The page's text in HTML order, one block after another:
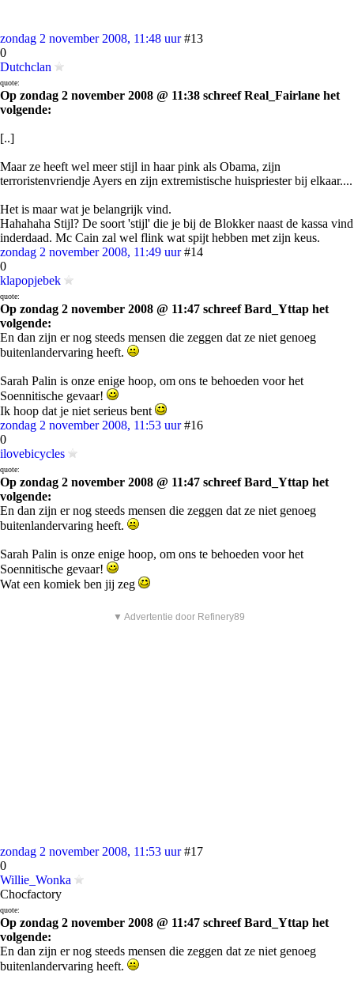
zondag 2 november 2008, 11:48 uur #13
0
Dutchclan
quote:
Op zondag 2 november 2008 @ 11:38 schreef Real_Fairlane het
volgende:
[..]
Maar ze heeft wel meer stijl in haar pink als Obama, zijn
terroristenvriendje Ayers en zijn extremistische huispriester bij elkaar....
Het is maar wat je belangrijk vind.
Hahahaha Stijl? De soort 'stijl' die je bij de Blokker naast de kassa vind
inderdaad. Mc Cain zal wel flink wat spijt hebben met zijn keus.
zondag 2 november 2008, 11:49 uur #14
0
klapopjebek
quote:
Op zondag 2 november 2008 @ 11:47 schreef Bard_Yttap het
volgende:
En dan zijn er nog steeds mensen die zeggen dat ze niet genoeg
buitenlandervaring heeft.
Sarah Palin is onze enige hoop, om ons te behoeden voor het
Soennitische gevaar!
Ik hoop dat je niet serieus bent
zondag 2 november 2008, 11:53 uur #16
0
ilovebicycles
quote:
Op zondag 2 november 2008 @ 11:47 schreef Bard_Yttap het
volgende:
En dan zijn er nog steeds mensen die zeggen dat ze niet genoeg
buitenlandervaring heeft.
Sarah Palin is onze enige hoop, om ons te behoeden voor het
Soennitische gevaar!
Wat een komiek ben jij zeg
▼ Advertentie door Refinery89
zondag 2 november 2008, 11:53 uur #17
0
Willie_Wonka
Chocfactory
quote:
Op zondag 2 november 2008 @ 11:47 schreef Bard_Yttap het
volgende:
En dan zijn er nog steeds mensen die zeggen dat ze niet genoeg
buitenlandervaring heeft.